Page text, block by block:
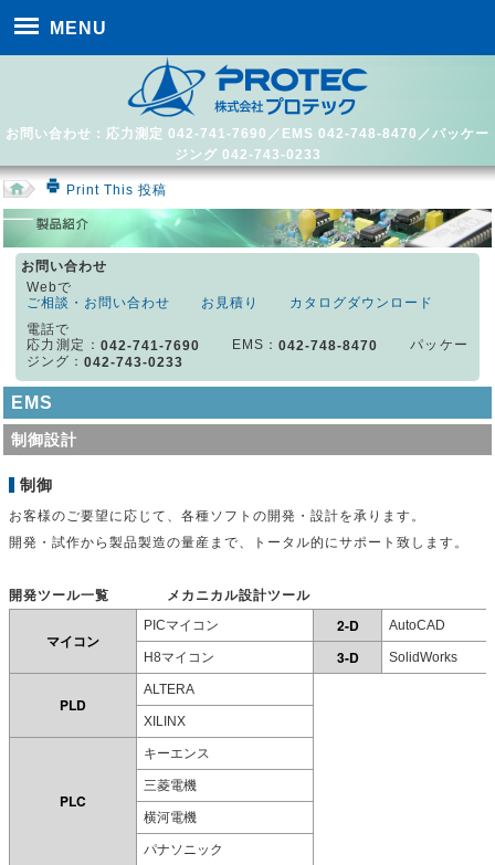
MENU
お問い合わせ：応力測定 042-741-7690／EMS 042-748-8470／パッケー
ジング 042-743-0233
Print This 投稿
お問い合わせ
Webで
ご相談・お問い合わせ
お見積り
カタログダウンロード
電話で
応力測定：042-741-7690 EMS：042-748-8470
パッケー
ジング：042-743-0233
EMS
制御設計
制御
お客様のご要望に応じて、各種ソフトの開発・設計を承ります。
開発・試作から製品製造の量産まで、トータル的にサポート致します。
開発ツール一覧 メカニカル設計ツール
マイコン
PICマイコン 2-D AutoCAD
H8マイコン 3-D SolidWorks
PLD
ALTERA
XILINX
PLC
キーエンス
三菱電機
横河電機
パナソニック